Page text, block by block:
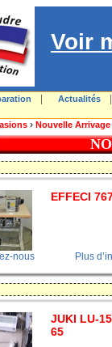
Voir
Actualités
› Nouvelle Arrivage
EFFECI
nous Plus
JUKI LU-
65